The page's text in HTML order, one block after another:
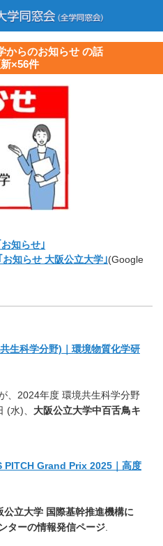
からのお知らせ の話
件
知らせ｣
お知らせ 大阪公立大学｣(Google
生科学分野)｜環境物質化学研
、2024年度 環境共生科学分野
(水)、 大阪公立大学中百舌鳥キ
PITCH Grand Prix 2025｜高度
公立大学 国際基幹推進機構に
ターの情報発信ページ